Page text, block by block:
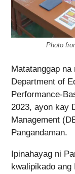
Photo
Matatanggap
Department of
Performance-
2023, ayon kay
Management
Pangandaman.
Ipinahayag ni
kwalipikado ang